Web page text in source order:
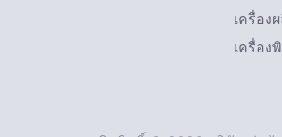
เครื่อง
เครื่อง